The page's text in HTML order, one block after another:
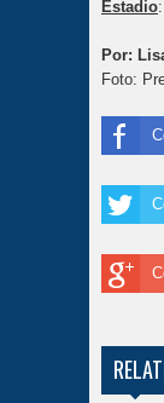
Estadio
Por:
Foto: